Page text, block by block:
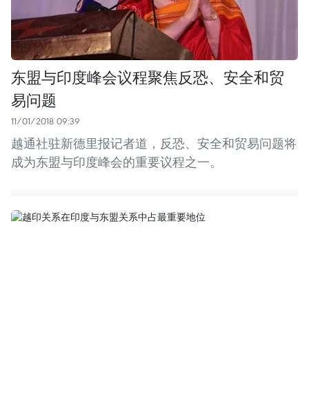
东盟与印度峰会议程聚焦反恐、安全和贸
易问题
11/01/2018 09:39
越通社驻新德里报记者道，反恐、安全和贸易问题将
成为东盟与印度峰会的重要议程之一。